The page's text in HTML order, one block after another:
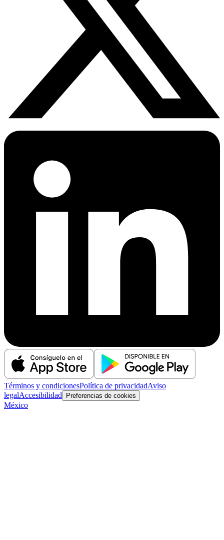
Términos y condicionesPolítica de privacidadAviso
legalAccesibilidad Preferencias de cookies
México